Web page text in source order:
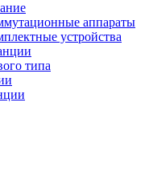
аппараты
устройства
типа